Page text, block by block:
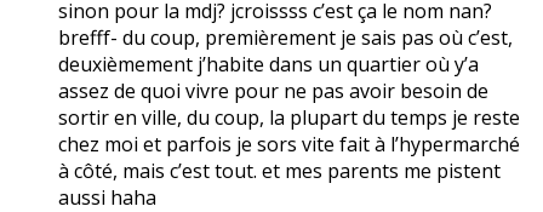
sinon pour la mdj? jcroissss c’est ça le nom nan?
brefff- du coup, premièrement je sais pas où c’est,
deuxièmement j’habite dans un quartier où y’a
assez de quoi vivre pour ne pas avoir besoin de
sortir en ville, du coup, la plupart du temps je reste
chez moi et parfois je sors vite fait à l’hypermarché
à côté, mais c’est tout. et mes parents me pistent
aussi haha